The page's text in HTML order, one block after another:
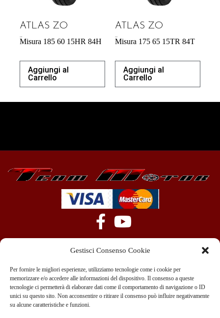
Gestisci Consenso Cookie
Per fornire le migliori esperienze, utilizziamo tecnologie come i cookie per
memorizzare e/o accedere alle informazioni del dispositivo. Il consenso a queste
tecnologie ci permetterà di elaborare dati come il comportamento di navigazione o ID
unici su questo sito. Non acconsentire o ritirare il consenso può influire negativamente
su alcune caratteristiche e funzioni.
ATLAS ZO
Misura 185 60 15HR 84H
Aggiungi al
Carrello
ATLAS ZO
Misura 175 65 15TR 84T
Aggiungi al
Carrello
+39 351 970 89 33
info@teammotor.it